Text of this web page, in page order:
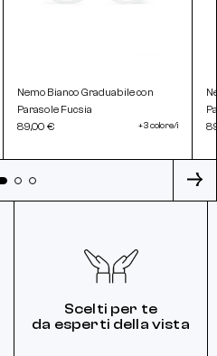
Nemo Bianco Graduabile con
Parasole Fucsia
89,00 €
+3 colore/i
Scelti per te
da esperti della vista